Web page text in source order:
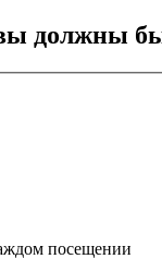
должны
посещении